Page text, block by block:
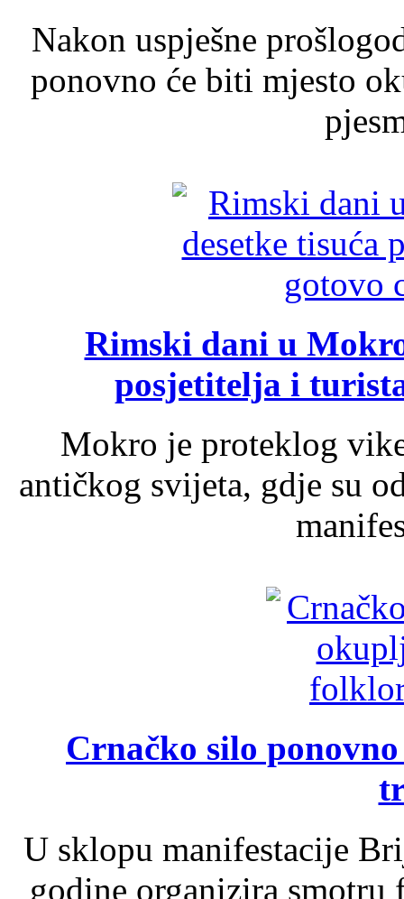
Nakon uspješne
ponovno će biti mjesto
Rimski dani u
posjetitelja i
Mokro je proteklog
antičkog svijeta, gdje su
Crnačko silo
U sklopu manifestacije
godine organizira